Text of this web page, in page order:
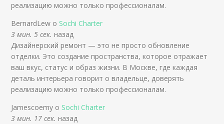
реализацию можно только профессионалам.
BernardLew о Sochi Charter
3 мин. 5 сек. назад
Дизайнерский ремонт — это не просто обновление
отделки. Это создание пространства, которое отражает
ваш вкус, статус и образ жизни. В Москве, где каждая
деталь интерьера говорит о владельце, доверять
реализацию можно только профессионалам.
Jamescoemy о Sochi Charter
3 мин. 17 сек. назад